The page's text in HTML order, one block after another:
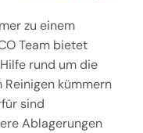
zu einem
Team bietet
rund um die
Reinigen kümmern
sind
Ablagerungen